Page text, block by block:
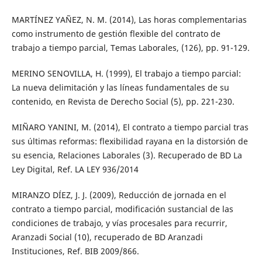
MARTÍNEZ YAÑEZ, N. M. (2014), Las horas complementarias
como instrumento de gestión flexible del contrato de
trabajo a tiempo parcial, Temas Laborales, (126), pp. 91-129.
MERINO SENOVILLA, H. (1999), El trabajo a tiempo parcial:
La nueva delimitación y las líneas fundamentales de su
contenido, en Revista de Derecho Social (5), pp. 221-230.
MIÑARO YANINI, M. (2014), El contrato a tiempo parcial tras
sus últimas reformas: flexibilidad rayana en la distorsión de
su esencia, Relaciones Laborales (3). Recuperado de BD La
Ley Digital, Ref. LA LEY 936/2014
MIRANZO DÍEZ, J. J. (2009), Reducción de jornada en el
contrato a tiempo parcial, modificación sustancial de las
condiciones de trabajo, y vías procesales para recurrir,
Aranzadi Social (10), recuperado de BD Aranzadi
Instituciones, Ref. BIB 2009/866.